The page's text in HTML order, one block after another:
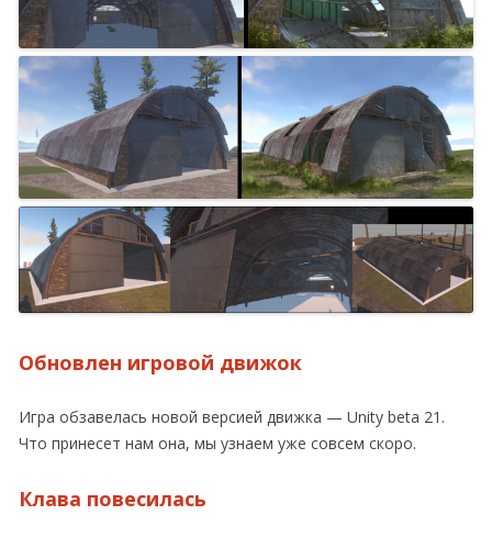
Обновлен игровой движок
Игра обзавелась новой версией движка — Unity beta 21.
Что принесет нам она, мы узнаем уже совсем скоро.
Клава повесилась